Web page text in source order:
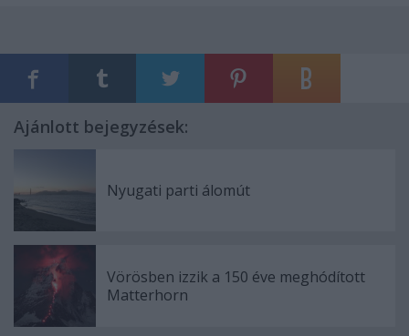
Ajánlott bejegyzések:
Nyugati parti álomút
Vörösben izzik a 150 éve meghódított
Matterhorn